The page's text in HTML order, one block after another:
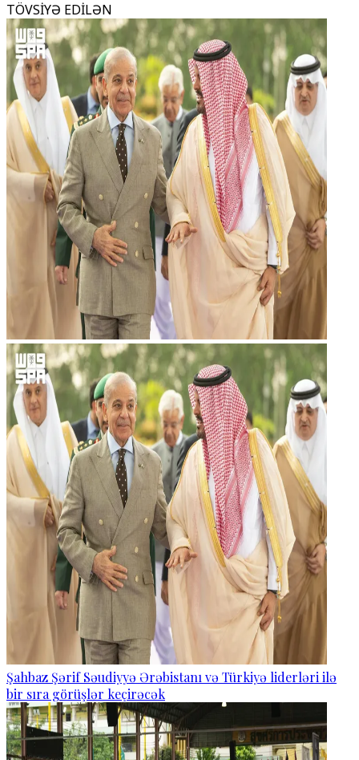
TÖVSİYƏ EDİLƏN
Şahbaz Şərif Səudiyyə Ərəbistanı və Türkiyə liderləri ilə
bir sıra görüşlər keçirəcək